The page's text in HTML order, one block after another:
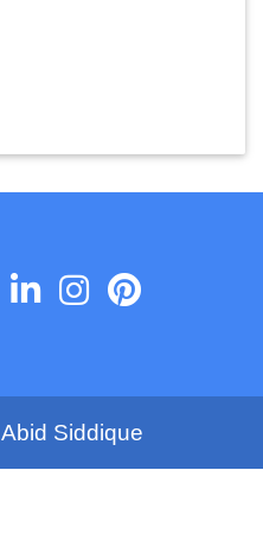
Abid Siddique